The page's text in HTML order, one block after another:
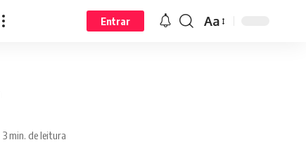
Entrar Aa
3 min. de leitura